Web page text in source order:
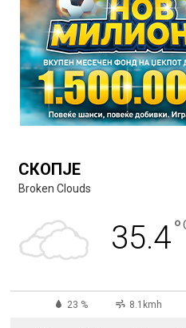
СКОПЈЕ
Broken Clouds
35.4°
23 % 8.1kmh